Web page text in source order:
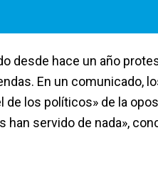
desde hace un año
En un comunicado,
los políticos» de la
han servido de nada»,